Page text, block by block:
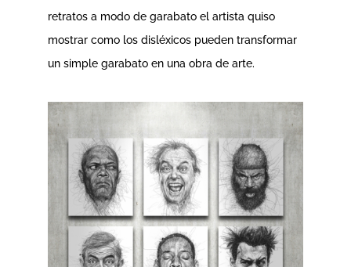
retratos a modo de garabato el artista quiso
mostrar como los disléxicos pueden transformar
un simple garabato en una obra de arte.